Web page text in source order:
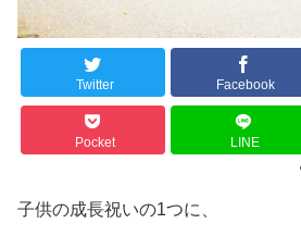
Twitter Facebook
Pocket LINE
子供の成長祝いの1つに、